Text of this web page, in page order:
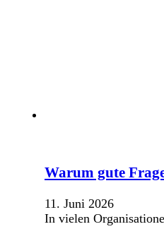
Warum gute
11. Juni 2026
In vielen